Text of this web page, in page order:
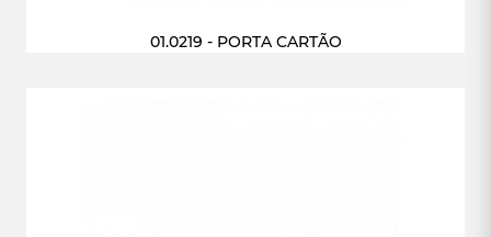
01.0219 - PORTA CARTÃO